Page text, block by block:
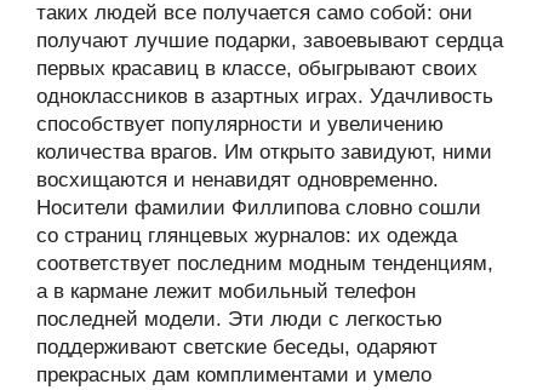
таких людей все получается само собой: они
получают лучшие подарки, завоевывают сердца
первых красавиц в классе, обыгрывают своих
одноклассников в азартных играх. Удачливость
способствует популярности и увеличению
количества врагов. Им открыто завидуют, ними
восхищаются и ненавидят одновременно.
Носители фамилии Филлипова словно сошли
со страниц глянцевых журналов: их одежда
соответствует последним модным тенденциям,
а в кармане лежит мобильный телефон
последней модели. Эти люди с легкостью
поддерживают светские беседы, одаряют
прекрасных дам комплиментами и умело